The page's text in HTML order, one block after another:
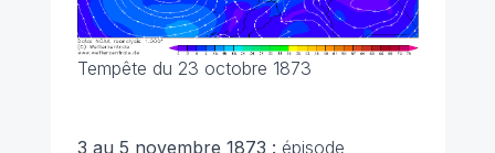
Tempête du 23 octobre 1873
3 au 5 novembre 1873 : épisode